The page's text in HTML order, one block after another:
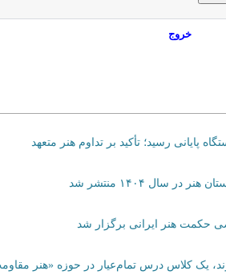
خروج
پایانی رسید؛ تأکید بر تداوم هنر متعهد
سال ۱۴۰۴ منتشر شد
هنر ایرانی برگزار شد
یک کلاس درس تمام‌عیار در حوزه «هنر